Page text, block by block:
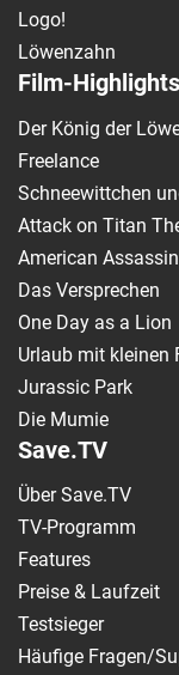
Logo!
Löwenzahn
Film-Highlights
Der König der
Freelance
Schneewittchen
Attack on Titan
American Assassin
Das Versprechen
One Day as a Lion
Urlaub mit kleinen
Jurassic Park
Die Mumie
Save.TV
Über Save.TV
TV-Programm
Features
Preise & Laufzeit
Testsieger
Häufige Fragen/